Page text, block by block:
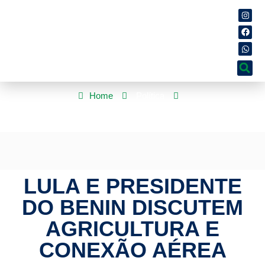
Home
LULA E PRESIDENTE
DO BENIN DISCUTEM
AGRICULTURA E
CONEXÃO AÉREA